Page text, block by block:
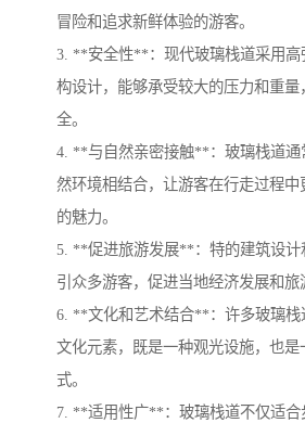
冒险和追求新鲜体验的游客。
3. **安全性**：现代玻璃栈道采用高
构设计，能够承受较大的压力和重量
全。
4. **与自然亲密接触**：玻璃栈道通
然环境相结合，让游客在行走过程
的魅力。
5. **促进旅游发展**：特的建筑设计
引众多游客，促进当地经济发展和旅
6. **文化和艺术结合**：许多玻璃栈
文化元素，既是一种观光设施，也是
式。
7. **适用性广**：玻璃栈道不仅适合